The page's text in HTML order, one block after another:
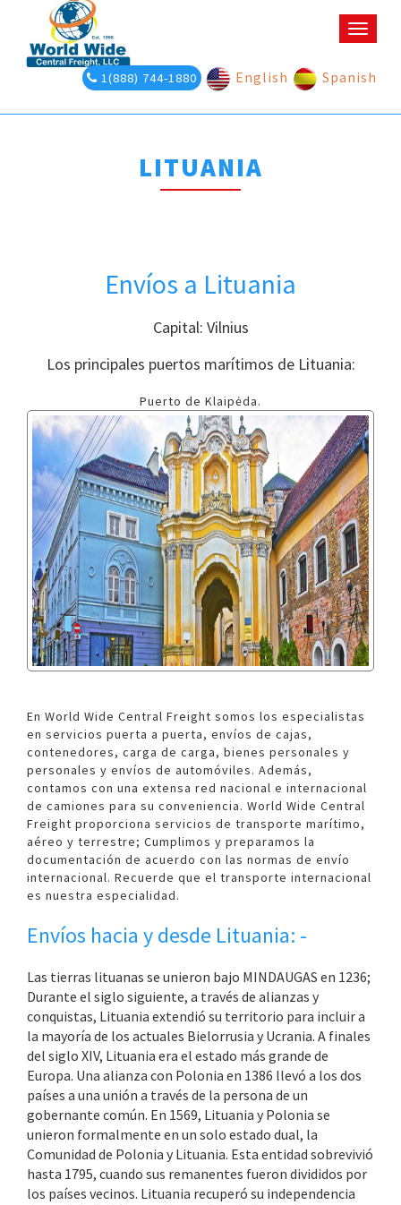
Toggle
1(888) 744-1880 English Spanish
LITUANIA
Envíos a Lituania
Capital: Vilnius
Los principales puertos marítimos de Lituania:
Puerto de Klaipėda.
En World Wide Central Freight somos los especialistas
en servicios puerta a puerta, envíos de cajas,
contenedores, carga de carga, bienes personales y
personales y envíos de automóviles. Además,
contamos con una extensa red nacional e internacional
de camiones para su conveniencia. World Wide Central
Freight proporciona servicios de transporte marítimo,
aéreo y terrestre; Cumplimos y preparamos la
documentación de acuerdo con las normas de envío
internacional. Recuerde que el transporte internacional
es nuestra especialidad.
Envíos hacia y desde Lituania: -
Las tierras lituanas se unieron bajo MINDAUGAS en 1236;
Durante el siglo siguiente, a través de alianzas y
conquistas, Lituania extendió su territorio para incluir a
la mayoría de los actuales Bielorrusia y Ucrania. A finales
del siglo XIV, Lituania era el estado más grande de
Europa. Una alianza con Polonia en 1386 llevó a los dos
países a una unión a través de la persona de un
gobernante común. En 1569, Lituania y Polonia se
unieron formalmente en un solo estado dual, la
Comunidad de Polonia y Lituania. Esta entidad sobrevivió
hasta 1795, cuando sus remanentes fueron divididos por
los países vecinos. Lituania recuperó su independencia